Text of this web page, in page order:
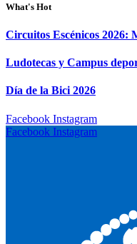
What's Hot
Circuitos Escénicos 2026:
Ludotecas y Campus
Día de la Bici 2026
Facebook Instagram
Facebook Instagram